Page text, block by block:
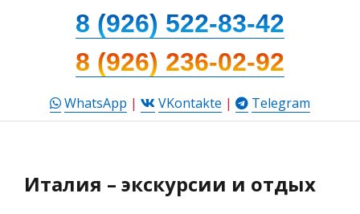
8 (926) 522-83-42
8 (926) 236-02-92
WhatsApp | VKontakte | Telegram
Италия – экскурсии и отдых